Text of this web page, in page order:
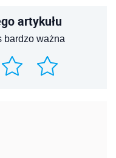
artykułu
bardzo ważna